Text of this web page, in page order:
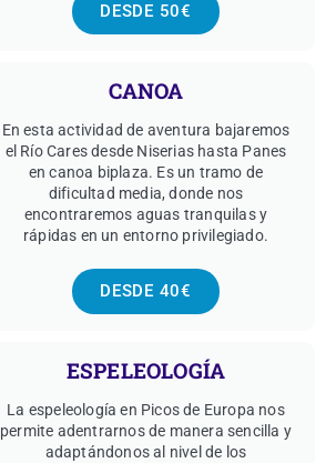
DESDE 50€
CANOA
En esta actividad de aventura bajaremos
el Río Cares desde Niserias hasta Panes
en canoa biplaza. Es un tramo de
dificultad media, donde nos
encontraremos aguas tranquilas y
rápidas en un entorno privilegiado.
DESDE 40€
ESPELEOLOGÍA
La espeleología en Picos de Europa nos
permite adentrarnos de manera sencilla y
adaptándonos al nivel de los